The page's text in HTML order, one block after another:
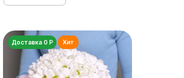
Доставка 0 Р